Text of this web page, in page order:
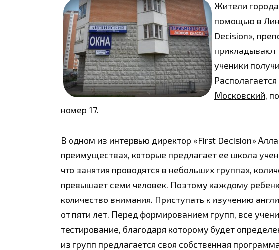
Жители
помощью в
Decision»,
прикладывают
ученики
Московский,
номер 17.
В одном из интервью директор «First Decision»
преимуществах, которые предлагает ее школа
что занятия проводятся в небольших группах,
превышает семи человек. Поэтому каждому
количество внимания. Приступать к изучению
от пяти лет. Перед формированием групп, все
тестирование, благодаря которому будет
из групп предлагается своя собственная